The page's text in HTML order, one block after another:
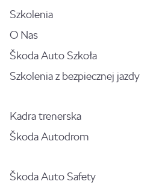
Szkolenia
O Nas
Škoda Auto Szkoła
Szkolenia z bezpiecznej jazdy
Kadra trenerska
Škoda Autodrom
Škoda Auto Safety